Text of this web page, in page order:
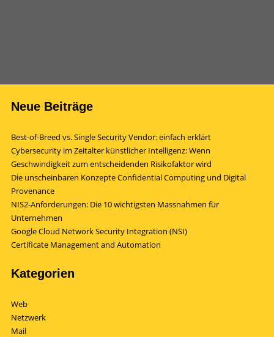
Neue Beiträge
Best-of-Breed vs. Single Security Vendor: einfach erklärt
Cybersecurity im Zeitalter künstlicher Intelligenz: Wenn
Geschwindigkeit zum entscheidenden Risikofaktor wird
Die unscheinbaren Konzepte Confidential Computing und Digital
Provenance
NIS2-Anforderungen: Die 10 wichtigsten Massnahmen für
Unternehmen
Google Cloud Network Security Integration (NSI)
Certificate Management and Automation
Kategorien
Web
Netzwerk
Mail